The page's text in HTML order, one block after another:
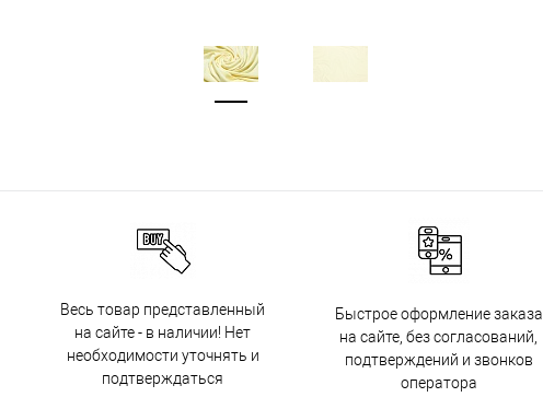
Весь товар представленный
на сайте - в наличии! Нет
необходимости уточнять и
подтверждаться
Быстрое оформление заказа
на сайте, без согласований,
подтверждений и звонков
оператора